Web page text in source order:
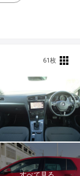
61枚